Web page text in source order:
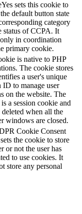
sets this cookie to
default button state
category
status of CCPA. It
in coordination
primary cookie.
is native to PHP
The cookie stores
a user's unique
ID to manage user
on the website. The
a session cookie and
when all the
windows are closed.
Cookie Consent
the cookie to store
or not the user has
to use cookies. It
store any personal